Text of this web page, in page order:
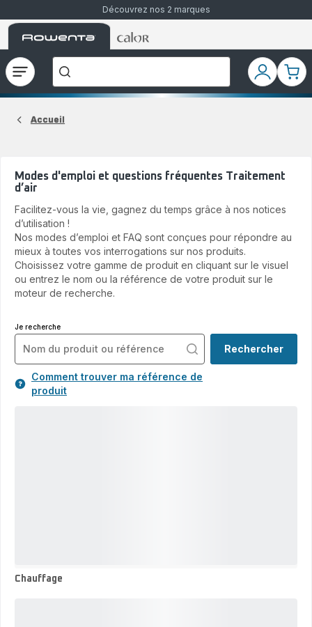
Découvrez nos 2 marques
Accueil
Rowenta
Accueil
Rowenta
Ouvrir
le
recherchez-
vous
Mon
compte
Mon
Accueil
Modes d'emploi et questions fréquentes Traitement
d’air
Facilitez-vous la vie, gagnez du temps grâce à nos notices
d’utilisation !
Nos modes d’emploi et FAQ sont conçues pour répondre au
mieux à toutes vos interrogations sur nos produits.
Choisissez votre gamme de produit en cliquant sur le visuel
ou entrez le nom ou la référence de votre produit sur le
moteur de recherche.
Je recherche
Comment trouver ma référence de
produit
Rechercher
Chauffage